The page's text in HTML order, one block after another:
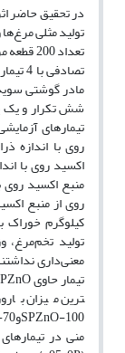
در تحقیق حاضر
تولید مثلی
کیلوگرم خوراک
تولید
معنی‌داری
ترین میزان